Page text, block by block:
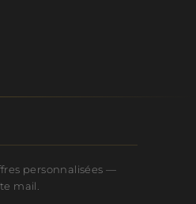
personnalisées —
mail.